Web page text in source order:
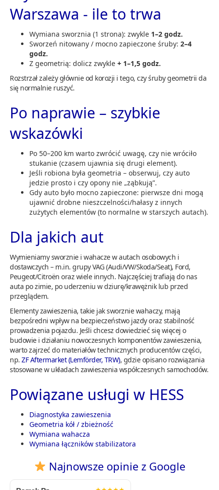
Warszawa - ile to trwa
Wymiana sworznia (1 strona): zwykle 1–2 godz.
Sworzeń nitowany / mocno zapieczone śruby: 2–4
godz.
Z geometrią: dolicz zwykle + 1–1,5 godz.
Rozstrzał zależy głównie od korozji i tego, czy śruby geometrii da
się normalnie ruszyć.
Po naprawie – szybkie
wskazówki
Po 50–200 km warto zwrócić uwagę, czy nie wróciło
stukanie (czasem ujawnia się drugi element).
Jeśli robiona była geometria – obserwuj, czy auto
jedzie prosto i czy opony nie „ząbkują”.
Gdy auto było mocno zapieczone: pierwsze dni mogą
ujawnić drobne nieszczelności/hałasy z innych
zużytych elementów (to normalne w starszych autach).
Dla jakich aut
Wymieniamy sworznie i wahacze w autach osobowych i
dostawczych – m.in. grupy VAG (Audi/VW/Skoda/Seat), Ford,
Peugeot/Citroën oraz wiele innych. Najczęściej trafiają do nas
auta po zimie, po uderzeniu w dziurę/krawężnik lub przed
przeglądem.
Elementy zawieszenia, takie jak sworznie wahaczy, mają
bezpośredni wpływ na bezpieczeństwo jazdy oraz stabilność
prowadzenia pojazdu. Jeśli chcesz dowiedzieć się więcej o
budowie i działaniu nowoczesnych komponentów zawieszenia,
warto zajrzeć do materiałów technicznych producentów części,
np. ZF Aftermarket (Lemförder, TRW), gdzie opisano rozwiązania
stosowane w układach zawieszenia współczesnych samochodów.
Powiązane usługi w HESS
Diagnostyka zawieszenia
Geometria kół / zbieżność
Wymiana wahacza
Wymiana łączników stabilizatora
Najnowsze opinie z Google